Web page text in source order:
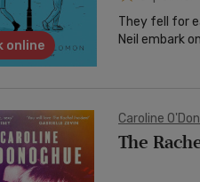
online
They fell for
Neil embark
Caroline
The